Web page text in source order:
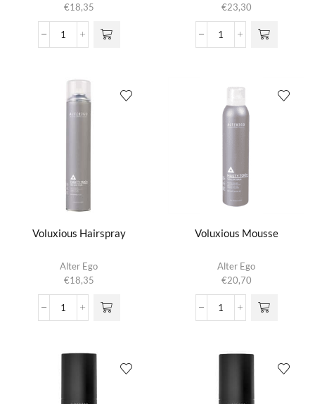
€18,35
Volume
€23,30
Volumizing
Voluxious Hairspray
Alter Ego
€18,35
Voluxious
Voluxious Mousse
Alter Ego
€20,70
Voluxious